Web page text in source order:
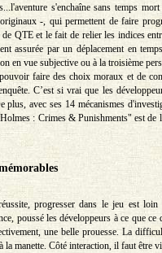
s'enchaîne sans temps mort
-, qui permettent de faire
QTE et le fait de relier les indices
assurée par un déplacement en
en vue subjective ou à la troisième
faire des choix moraux et de
C’est si vrai que les
avec ses 14 mécanismes
: Crimes & Punishments" est de
progresser dans le jeu est loin
poussé les développeurs à ce que ce
une belle prouesse. La
la manette. Côté interaction, il faut être